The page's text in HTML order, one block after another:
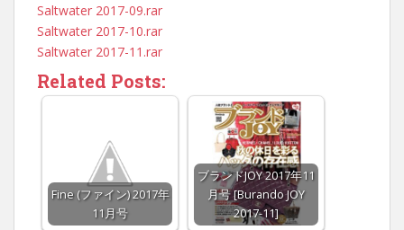
Saltwater 2017-09.rar
Saltwater 2017-10.rar
Saltwater 2017-11.rar
Related Posts:
Fine (ファイン) 2017年
11月号
ブランドJOY 2017年11
月号 [Burando JOY
2017-11]